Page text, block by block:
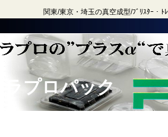
関東/東京・埼玉の真空成型/ﾌﾞﾘｽﾀｰ・
ラプロパック